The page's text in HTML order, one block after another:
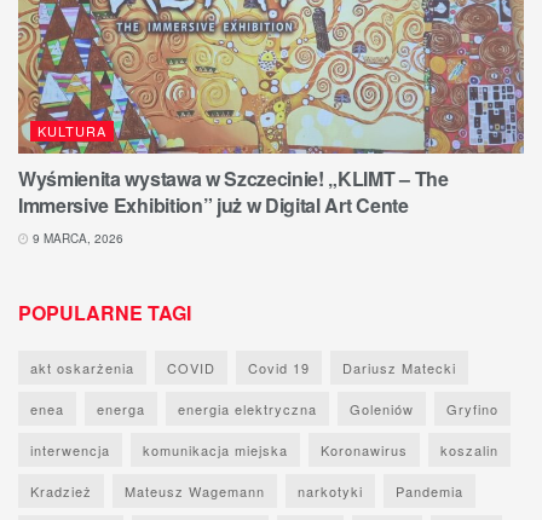
KULTURA
Wyśmienita wystawa w Szczecinie! „KLIMT – The
Immersive Exhibition” już w Digital Art Cente
9 MARCA, 2026
POPULARNE TAGI
akt oskarżenia COVID Covid 19 Dariusz Matecki
enea energa energia elektryczna Goleniów Gryfino
interwencja komunikacja miejska Koronawirus koszalin
Kradzież Mateusz Wagemann narkotyki Pandemia